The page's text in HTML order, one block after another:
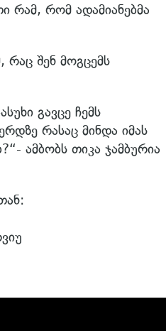
რამ, რომ ადამიანებმა
რაც შენ მოგცემს
გავცე ჩემს
რასაც მინდა იმას
ამბობს თიკა ჯამბურია